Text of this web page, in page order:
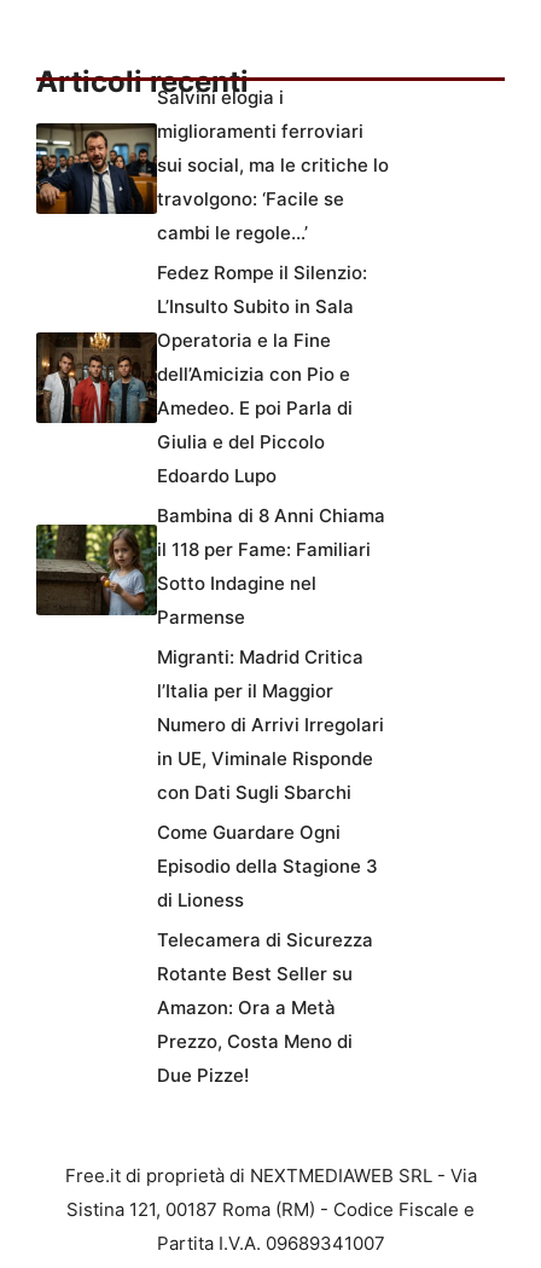
Articoli recenti
Salvini elogia i
miglioramenti ferroviari
sui social, ma le critiche lo
travolgono: ‘Facile se
cambi le regole…’
Fedez Rompe il Silenzio:
L’Insulto Subito in Sala
Operatoria e la Fine
dell’Amicizia con Pio e
Amedeo. E poi Parla di
Giulia e del Piccolo
Edoardo Lupo
Bambina di 8 Anni Chiama
il 118 per Fame: Familiari
Sotto Indagine nel
Parmense
Migranti: Madrid Critica
l’Italia per il Maggior
Numero di Arrivi Irregolari
in UE, Viminale Risponde
con Dati Sugli Sbarchi
Come Guardare Ogni
Episodio della Stagione 3
di Lioness
Telecamera di Sicurezza
Rotante Best Seller su
Amazon: Ora a Metà
Prezzo, Costa Meno di
Due Pizze!
Free.it di proprietà di NEXTMEDIAWEB SRL - Via
Sistina 121, 00187 Roma (RM) - Codice Fiscale e
Partita I.V.A. 09689341007